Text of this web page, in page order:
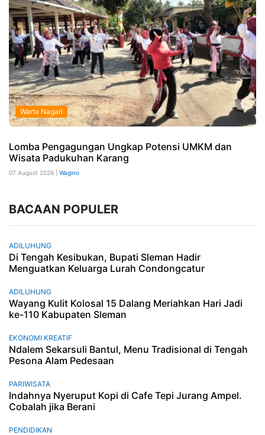
Warta Nagari
Lomba Pengagungan Ungkap Potensi UMKM dan
Wisata Padukuhan Karang
07 August 2026 | Wagino
BACAAN POPULER
ADILUHUNG
Di Tengah Kesibukan, Bupati Sleman Hadir
Menguatkan Keluarga Lurah Condongcatur
ADILUHUNG
Wayang Kulit Kolosal 15 Dalang Meriahkan Hari Jadi
ke-110 Kabupaten Sleman
EKONOMI KREATIF
Ndalem Sekarsuli Bantul, Menu Tradisional di Tengah
Pesona Alam Pedesaan
PARIWISATA
Indahnya Nyeruput Kopi di Cafe Tepi Jurang Ampel.
Cobalah jika Berani
PENDIDIKAN